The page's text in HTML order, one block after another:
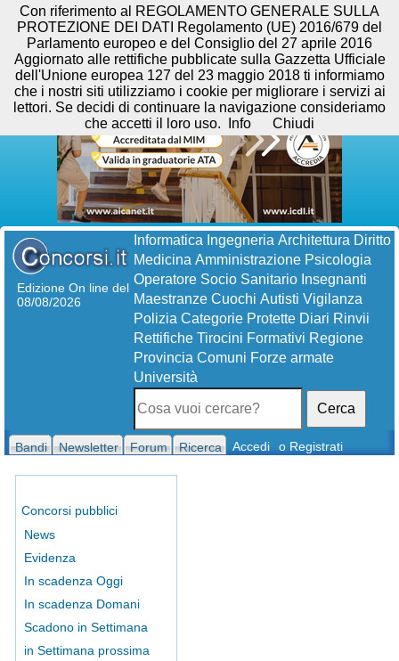
Edizione On line del
08/08/2026
Informatica Ingegneria Architettura Diritto
Medicina Amministrazione Psicologia
Operatore Socio Sanitario Insegnanti
Maestranze Cuochi Autisti Vigilanza
Polizia Categorie Protette Diari Rinvii
Rettifiche Tirocini Formativi Regione
Provincia Comuni Forze armate
Università
Cerca
Bandi Newsletter Forum Ricerca Accedi o Registrati
Concorsi pubblici
News
Evidenza
In scadenza Oggi
In scadenza Domani
Scadono in Settimana
in Settimana prossima
Con riferimento al REGOLAMENTO GENERALE SULLA
PROTEZIONE DEI DATI Regolamento (UE) 2016/679 del
Parlamento europeo e del Consiglio del 27 aprile 2016
Aggiornato alle rettifiche pubblicate sulla Gazzetta Ufficiale
dell'Unione europea 127 del 23 maggio 2018 ti informiamo
che i nostri siti utilizziamo i cookie per migliorare i servizi ai
lettori. Se decidi di continuare la navigazione consideriamo
che accetti il loro uso.
Info Chiudi